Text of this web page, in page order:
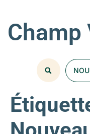
Champ